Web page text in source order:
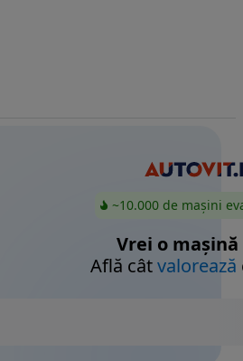
~10.000 de mașini
Vrei o mașină
Află câtvalorează